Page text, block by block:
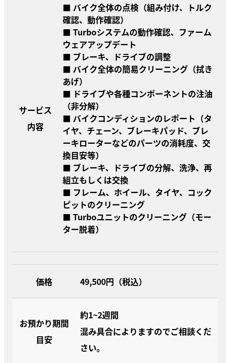
サービス
内容
■ バイク全体の点検（組み付け、トルク
確認、動作確認）
■ Turboシステムの動作確認、ファーム
ウェアアップデート
■ ブレーキ、ドライブの調整
■ バイク全体の簡易クリーニング（拭き
あげ）
■ ドライブや各種コンポーネントの注油
（非分解）
■ バイクコンディションのレポート（タ
イヤ、チェーン、ブレーキパッド、ブレ
ーキローターなどのパーツの消耗度、交
換目安等）
■ ブレーキ、ドライブの分解、洗浄、再
組立もしくは交換
■ フレーム、ホイール、タイヤ、コック
ピットのクリーニング
■ Turboユニットのクリーニング（モー
ター脱着）
価格 49,500円（税込）
お預かり期間
目安
約1~2週間
混み具合によりますのでご相談くだ
さい。